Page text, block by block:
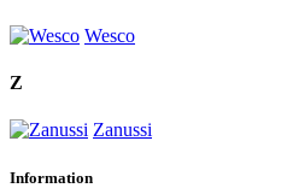
Wesco
Z
Zanussi
Information